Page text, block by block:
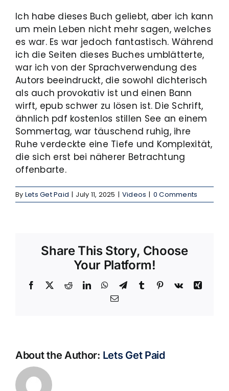
Ich habe dieses Buch geliebt, aber ich kann
um mein Leben nicht mehr sagen, welches
es war. Es war jedoch fantastisch. Während
ich die Seiten dieses Buches umblätterte,
war ich von der Sprachverwendung des
Autors beeindruckt, die sowohl dichterisch
als auch provokativ ist und einen Bann
wirft, epub schwer zu lösen ist. Die Schrift,
ähnlich pdf kostenlos stillen See an einem
Sommertag, war täuschend ruhig, ihre
Ruhe verdeckte eine Tiefe und Komplexität,
die sich erst bei näherer Betrachtung
offenbarte.
By Lets Get Paid | July 11, 2025 | Videos | 0 Comments
Share This Story, Choose
Your Platform!
Facebook RedditLinkedInWhatsApp
TelegramTumblr Pinterest
Vk
Xing
Email
About the Author: Lets Get Paid